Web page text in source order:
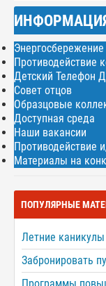
Энергосбережение
Противодействие
Детский Телефон
Совет отцов
Образцовые
Доступная среда
Наши вакансии
Противодействие
Материалы на
ПОПУЛЯРНЫЕ
Летние каникулы
Забронировать